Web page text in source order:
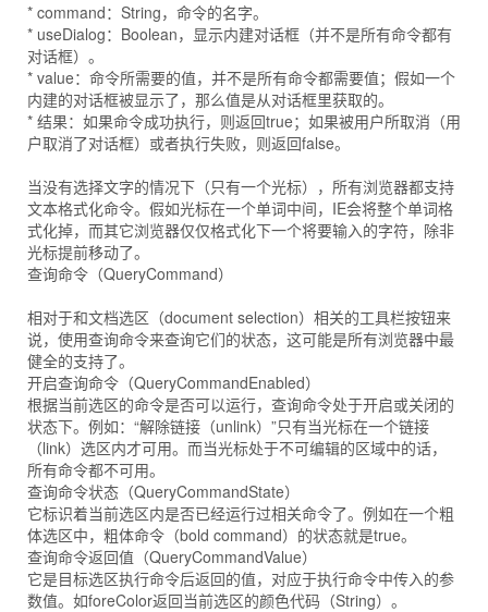
* command：String，命令的名字。
* useDialog：Boolean，显示内建对话框（并不是所有命令都有
对话框）。
* value：命令所需要的值，并不是所有命令都需要值；假如一个
内建的对话框被显示了，那么值是从对话框里获取的。
* 结果：如果命令成功执行，则返回true；如果被用户所取消（用
户取消了对话框）或者执行失败，则返回false。
当没有选择文字的情况下（只有一个光标），所有浏览器都支持
文本格式化命令。假如光标在一个单词中间，IE会将整个单词格
式化掉，而其它浏览器仅仅格式化下一个将要输入的字符，除非
光标提前移动了。
查询命令（QueryCommand）
相对于和文档选区（document selection）相关的工具栏按钮来
说，使用查询命令来查询它们的状态，这可能是所有浏览器中最
健全的支持了。
开启查询命令（QueryCommandEnabled）
根据当前选区的命令是否可以运行，查询命令处于开启或关闭的
状态下。例如：“解除链接（unlink）”只有当光标在一个链接
（link）选区内才可用。而当光标处于不可编辑的区域中的话，
所有命令都不可用。
查询命令状态（QueryCommandState）
它标识着当前选区内是否已经运行过相关命令了。例如在一个粗
体选区中，粗体命令（bold command）的状态就是true。
查询命令返回值（QueryCommandValue）
它是目标选区执行命令后返回的值，对应于执行命令中传入的参
数值。如foreColor返回当前选区的颜色代码（String）。